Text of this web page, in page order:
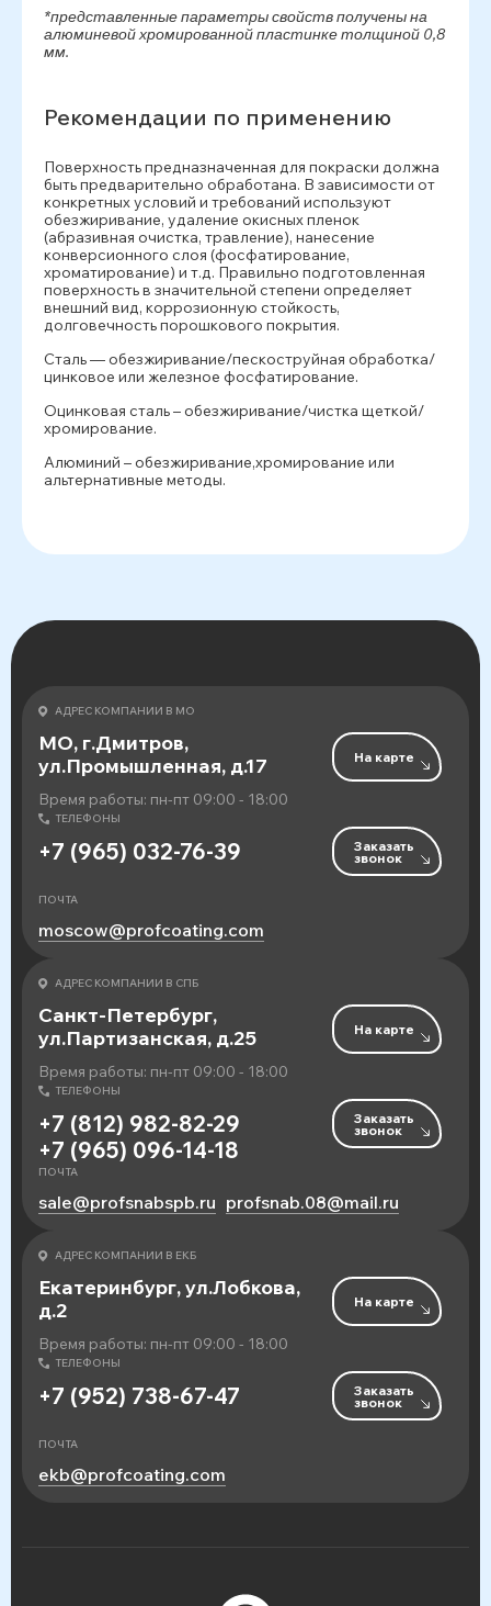
*представленные параметры свойств получены на
алюминевой хромированной пластинке толщиной 0,8
мм.
Рекомендации по применению
Поверхность предназначенная для покраски должна
быть предварительно обработана. В зависимости от
конкретных условий и требований используют
обезжиривание, удаление окисных пленок
(абразивная очистка, травление), нанесение
конверсионного слоя (фосфатирование,
хроматирование) и т.д. Правильно подготовленная
поверхность в значительной степени определяет
внешний вид, коррозионную стойкость,
долговечность порошкового покрытия.
Сталь — обезжиривание/пескоструйная обработка/
цинковое или железное фосфатирование.
Оцинковая сталь – обезжиривание/чистка щеткой/
хромирование.
Алюминий – обезжиривание,хромирование или
альтернативные методы.
АДРЕС КОМПАНИИ В МО
МО, г.Дмитров,
ул.Промышленная, д.17
Время работы: пн-пт 09:00 - 18:00
На карте
ТЕЛЕФОНЫ
+7 (965) 032-76-39 Заказать
звонок
ПОЧТА
moscow@profcoating.com
АДРЕС КОМПАНИИ В СПБ
Санкт-Петербург,
ул.Партизанская, д.25
Время работы: пн-пт 09:00 - 18:00
На карте
ТЕЛЕФОНЫ
+7 (812) 982-82-29
+7 (965) 096-14-18
Заказать
звонок
ПОЧТА
sale@profsnabspb.ru profsnab.08@mail.ru
АДРЕС КОМПАНИИ В ЕКБ
Екатеринбург, ул.Лобкова,
д.2
Время работы: пн-пт 09:00 - 18:00
На карте
ТЕЛЕФОНЫ
+7 (952) 738-67-47 Заказать
звонок
ПОЧТА
ekb@profcoating.com